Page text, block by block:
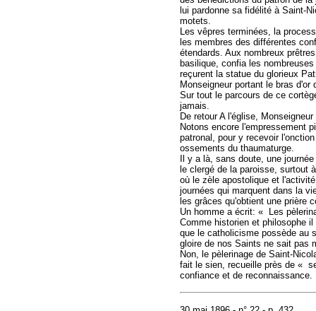
lui pardonne sa fidélité à Saint-
motets.
Les vêpres terminées, la
les membres des différentes
étendards. Aux nombreux
basilique, confia les
reçurent la statue du glorieux
Monseigneur portant le bras
Sur tout le parcours de ce
jamais.
De retour A l'église,
Notons encore l'empressement
patronal, pour y recevoir
ossements du thaumaturge.
Il y a là, sans doute, une
le clergé de la paroisse, surtout
où le zèle apostolique et
journées qui marquent dans la
les grâces qu'obtient une prière
Un homme a écrit: « Les
Comme historien et philosophe
que le catholicisme possède au
gloire de nos Saints ne sait pas
Non, le pèlerinage de Saint-
fait le sien, recueille près de «
confiance et de reconnaissance.